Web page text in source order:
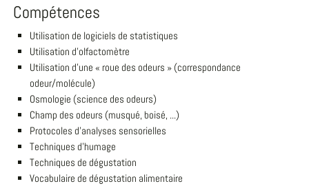
Compétences
Utilisation de logiciels de statistiques
Utilisation d'olfactomètre
Utilisation d'une « roue des odeurs » (correspondance
odeur/molécule)
Osmologie (science des odeurs)
Champ des odeurs (musqué, boisé, ...)
Protocoles d'analyses sensorielles
Techniques d'humage
Techniques de dégustation
Vocabulaire de dégustation alimentaire